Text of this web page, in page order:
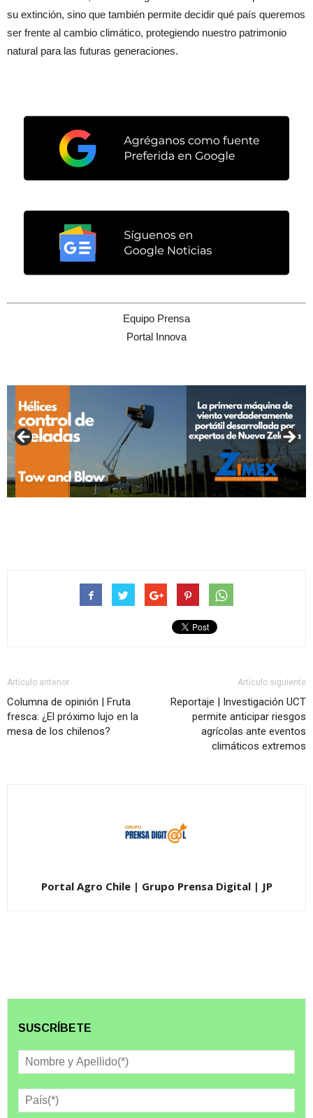
su extinción, sino que también permite decidir qué país queremos
ser frente al cambio climático, protegiendo nuestro patrimonio
natural para las futuras generaciones.
Equipo Prensa
Portal Innova
Artículo anterior
Columna de opinión | Fruta
fresca: ¿El próximo lujo en la
mesa de los chilenos?
Artículo siguiente
Reportaje | Investigación UCT
permite anticipar riesgos
agrícolas ante eventos
climáticos extremos
Portal Agro Chile | Grupo Prensa Digital | JP
SUSCRÍBETE